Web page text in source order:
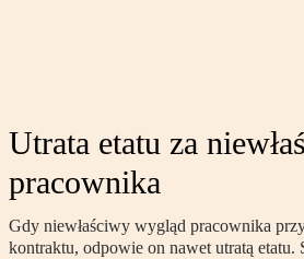
Utrata etatu za
pracownika
Gdy niewłaściwy wygląd pracownika
kontraktu, odpowie on nawet utratą